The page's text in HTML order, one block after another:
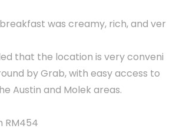
was creamy, rich, and ver
that the location is very conveni
by Grab, with easy access to
Austin and Molek areas.
RM454